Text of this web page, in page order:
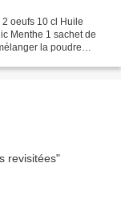
oeufs 10 cl Huile
Menthe 1 sachet de
la poudre